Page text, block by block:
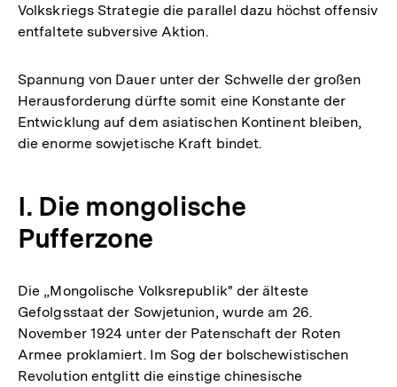
Volkskriegs Strategie die parallel dazu höchst offensiv
entfaltete subversive Aktion.
Spannung von Dauer unter der Schwelle der großen
Herausforderung dürfte somit eine Konstante der
Entwicklung auf dem asiatischen Kontinent bleiben,
die enorme sowjetische Kraft bindet.
I. Die mongolische
Pufferzone
Die „Mongolische Volksrepublik" der älteste
Gefolgsstaat der Sowjetunion, wurde am 26.
November 1924 unter der Patenschaft der Roten
Armee proklamiert. Im Sog der bolschewistischen
Revolution entglitt die einstige chinesische